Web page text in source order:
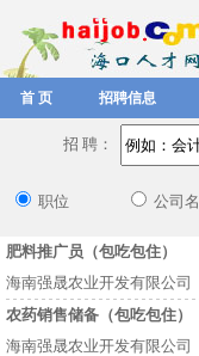
首 页 招聘信息
招 聘：
职位 公司名
肥料推广员（包吃包住）
海南强晟农业开发有限公司
农药销售储备（包吃包住）
海南强晟农业开发有限公司